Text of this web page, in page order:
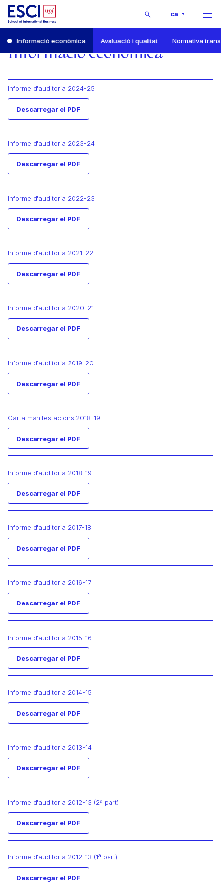
Buscar ca
Portal de transparència
Informació econòmica
Informació econòmica Avaluació i qualitat Normativa
Informació econòmica
Informe d'auditoria 2024-25
Descarregar el PDF
Informe d'auditoria 2023-24
Descarregar el PDF
Informe d'auditoria 2022-23
Descarregar el PDF
Informe d'auditoria 2021-22
Descarregar el PDF
Informe d'auditoria 2020-21
Descarregar el PDF
Informe d'auditoria 2019-20
Descarregar el PDF
Carta manifestacions 2018-19
Descarregar el PDF
Informe d'auditoria 2018-19
Descarregar el PDF
Informe d'auditoria 2017-18
Descarregar el PDF
Informe d'auditoria 2016-17
Descarregar el PDF
Informe d'auditoria 2015-16
Descarregar el PDF
Informe d'auditoria 2014-15
Descarregar el PDF
Informe d'auditoria 2013-14
Descarregar el PDF
Informe d'auditoria 2012-13 (2ª part)
Descarregar el PDF
Informe d'auditoria 2012-13 (1ª part)
Descarregar el PDF